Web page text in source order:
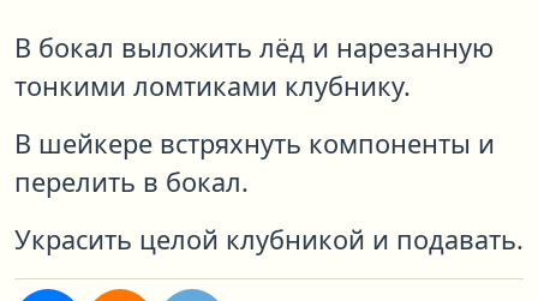
В бокал выложить лёд и нарезанную
тонкими ломтиками клубнику.
В шейкере встряхнуть компоненты и
перелить в бокал.
Украсить целой клубникой и подавать.